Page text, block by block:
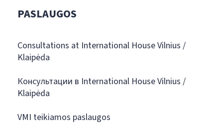
PASLAUGOS
Consultations at International House Vilnius /
Klaipėda
Консультации в International House Vilnius /
Klaipėda
VMI teikiamos paslaugos